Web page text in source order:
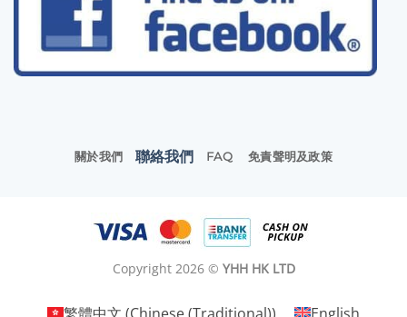
關於我們 聯絡我們 FAQ 免責聲明及政策
Copyright 2026 © YHH HK LTD
繁體中文 (Chinese (Traditional)) English